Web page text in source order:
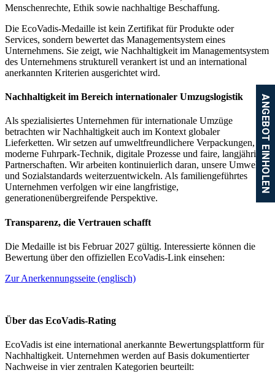
Menschenrechte, Ethik sowie nachhaltige Beschaffung.
Die EcoVadis-Medaille ist kein Zertifikat für Produkte oder
Services, sondern bewertet das Managementsystem eines
Unternehmens. Sie zeigt, wie Nachhaltigkeit im Managementsystem
des Unternehmens strukturell verankert ist und an international
anerkannten Kriterien ausgerichtet wird.
Nachhaltigkeit im Bereich internationaler Umzugslogistik
Als spezialisiertes Unternehmen für internationale Umzüge
betrachten wir Nachhaltigkeit auch im Kontext globaler
Lieferketten. Wir setzen auf umweltfreundlichere Verpackungen,
moderne Fuhrpark-Technik, digitale Prozesse und faire, langjährige
Partnerschaften. Wir arbeiten kontinuierlich daran, unsere Umwelt-
und Sozialstandards weiterzuentwickeln. Als familiengeführtes
Unternehmen verfolgen wir eine langfristige,
generationenübergreifende Perspektive.
Transparenz, die Vertrauen schafft
Die Medaille ist bis Februar 2027 gültig. Interessierte können die
Bewertung über den offiziellen EcoVadis-Link einsehen:
Zur Anerkennungsseite (englisch)
Über das EcoVadis-Rating
EcoVadis ist eine international anerkannte Bewertungsplattform für
Nachhaltigkeit. Unternehmen werden auf Basis dokumentierter
Nachweise in vier zentralen Kategorien beurteilt:
ANGEBOT EINHOLEN